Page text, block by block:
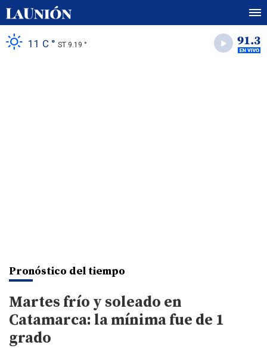
11 C ° ST 9.19 °
Pronóstico del tiempo
Martes frío y soleado en
Catamarca: la mínima fue de 1
grado